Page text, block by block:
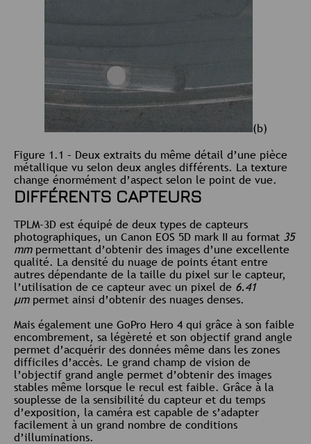
(b)
Figure 1.1 – Deux extraits du même détail d’une pièce
métallique vu selon deux angles différents. La texture
change énormément d’aspect selon le point de vue.
DIFFÉRENTS CAPTEURS
TPLM-3D est équipé de deux types de capteurs
photographiques, un Canon EOS 5D mark II au format 35
mm permettant d’obtenir des images d’une excellente
qualité. La densité du nuage de points étant entre
autres dépendante de la taille du pixel sur le capteur,
l’utilisation de ce capteur avec un pixel de 6.41
μm permet ainsi d’obtenir des nuages denses.
Mais également une GoPro Hero 4 qui grâce à son faible
encombrement, sa légèreté et son objectif grand angle
permet d’acquérir des données même dans les zones
difficiles d’accès. Le grand champ de vision de
l’objectif grand angle permet d’obtenir des images
stables même lorsque le recul est faible. Grâce à la
souplesse de la sensibilité du capteur et du temps
d’exposition, la caméra est capable de s’adapter
facilement à un grand nombre de conditions
d’illuminations.